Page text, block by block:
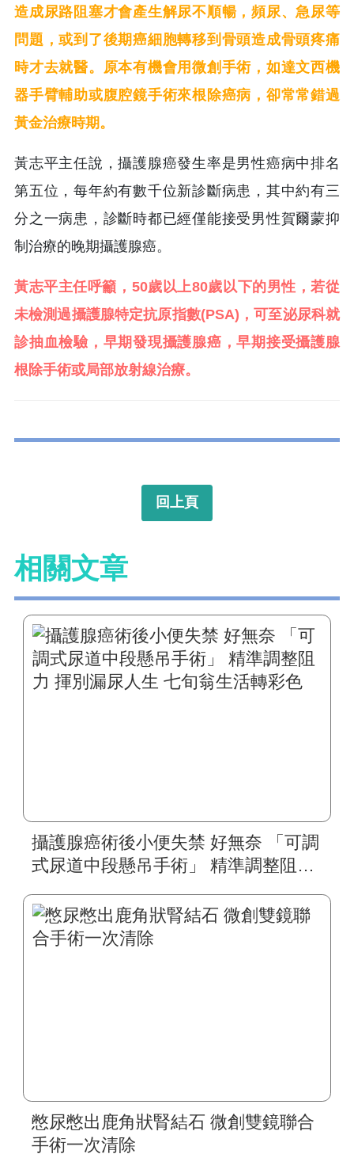
造成尿路阻塞才會產生解尿不順暢，頻尿、急尿等
問題，或到了後期癌細胞轉移到骨頭造成骨頭疼痛
時才去就醫。原本有機會用微創手術，如達文西機
器手臂輔助或腹腔鏡手術來根除癌病，卻常常錯過
黃金治療時期。
黃志平主任說，攝護腺癌發生率是男性癌病中排名
第五位，每年約有數千位新診斷病患，其中約有三
分之一病患，診斷時都已經僅能接受男性賀爾蒙抑
制治療的晚期攝護腺癌。
黃志平主任呼籲，50歲以上80歲以下的男性，若從
未檢測過攝護腺特定抗原指數(PSA)，可至泌尿科就
診抽血檢驗，早期發現攝護腺癌，早期接受攝護腺
根除手術或局部放射線治療。
回上頁
相關文章
攝護腺癌術後小便失禁 好無奈 「可調
式尿道中段懸吊手術」 精準調整阻力
憋尿憋出鹿角狀腎結石 微創雙鏡聯合
手術一次清除